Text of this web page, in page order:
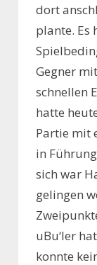
dort
plante. Es
Gegner
schnellen
hatte
Partie mit
in
sich war
gelingen
uBu‘ler
konnte